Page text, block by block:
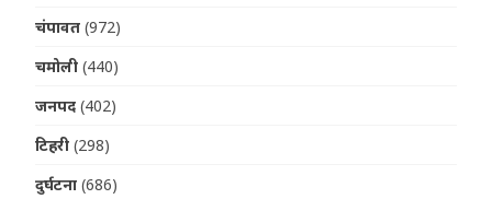
चंपावत (972)
चमोली (440)
जनपद (402)
टिहरी (298)
दुर्घटना (686)